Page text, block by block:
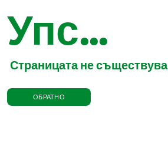
Упс...
Страницата не съществува
ОБРАТНО